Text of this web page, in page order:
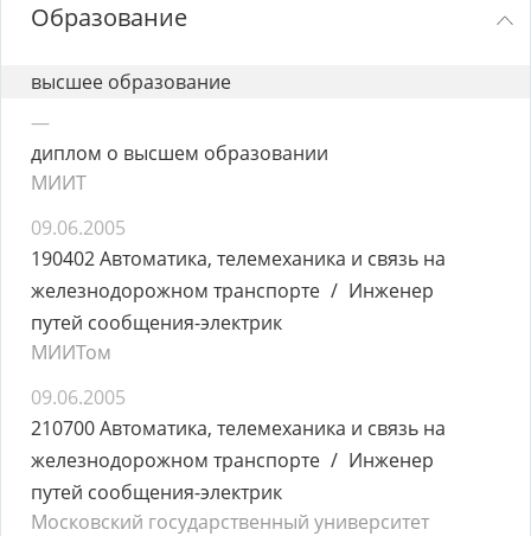
Образование
высшее образование
—
диплом о высшем образовании
МИИТ
09.06.2005
190402 Автоматика, телемеханика и связь на
железнодорожном транспорте
Инженер
путей сообщения-электрик
МИИТом
09.06.2005
210700 Автоматика, телемеханика и связь на
железнодорожном транспорте
Инженер
путей сообщения-электрик
Московский государственный университет